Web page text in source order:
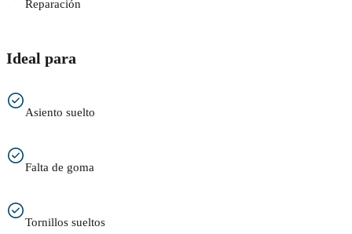
Reparación
Ideal para
Asiento suelto
Falta de goma
Tornillos sueltos